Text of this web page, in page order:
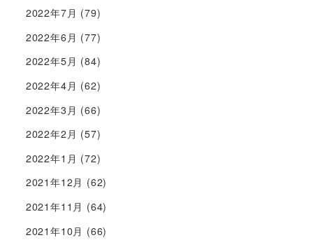
2022年7月 (79)
2022年6月 (77)
2022年5月 (84)
2022年4月 (62)
2022年3月 (66)
2022年2月 (57)
2022年1月 (72)
2021年12月 (62)
2021年11月 (64)
2021年10月 (66)